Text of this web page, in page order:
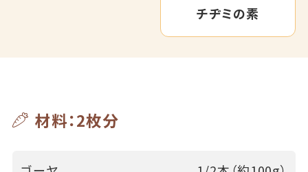
チヂミの素
材料：2枚分